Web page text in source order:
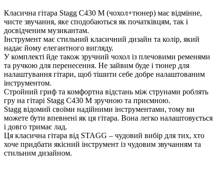
Класична гітара Stagg C430 M (чохол+тюнер) має відмінне,
чисте звучання, яке сподобаються як початківцям, так і
досвідченим музикантам.
Інструмент має стильний класичний дизайн та колір, який
надає йому елегантного вигляду.
У комплекті йде також зручний чохол із плечовими ременями
та ручкою для перенесення. Не зайвим буде і тюнер для
налаштування гітари, щоб тішити себе добре налаштованим
інструментом.
Стройний гриф та комфортна відстань між струнами роблять
гру на гітарі Stagg C430 M зручною та приємною.
Stagg відомий своїми надійними інструментами, тому ви
можете бути впевнені як ця гітара. Вона легко налаштовується
і довго тримає лад.
Ця класична гітара від STAGG – чудовий вибір для тих, хто
хоче придбати якісний інструмент із чудовим звучанням та
стильним дизайном.